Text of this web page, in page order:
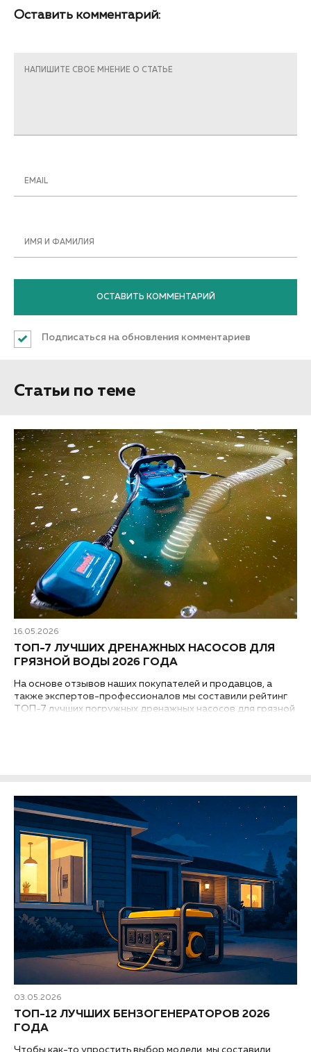
Оставить комментарий:
НАПИШИТЕ СВОЕ МНЕНИЕ О СТАТЬЕ
EMAIL
ИМЯ И ФАМИЛИЯ
Подписаться на обновления комментариев
Статьи по теме
16.05.2026
ТОП-7 ЛУЧШИХ ДРЕНАЖНЫХ НАСОСОВ ДЛЯ
ГРЯЗНОЙ ВОДЫ 2026 ГОДА
На основе отзывов наших покупателей и продавцов, а
также экспертов-профессионалов мы составили рейтинг
ТОП-7 лучших погружных дренажных насосов для грязной
03.05.2026
ТОП-12 ЛУЧШИХ БЕНЗОГЕНЕРАТОРОВ 2026
ГОДА
Чтобы как-то упростить выбор модели, мы составили